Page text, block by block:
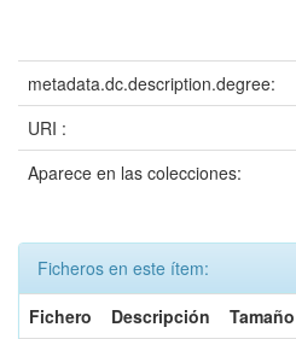
metadata.dc.description.degree:
URI :
Aparece en las colecciones:
Ficheros en este ítem:
Fichero
Descripción Tamaño